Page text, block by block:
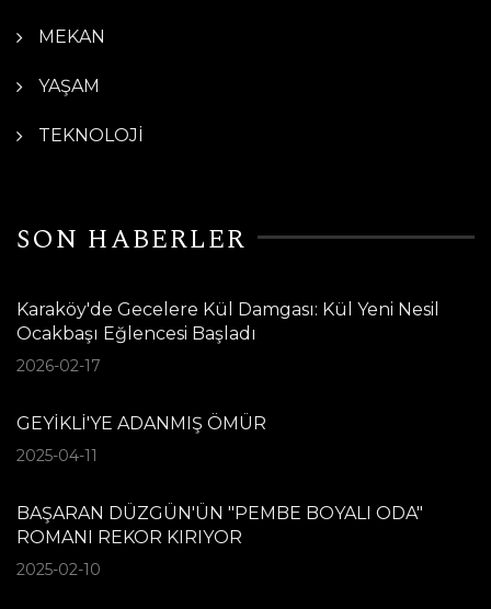
MEKAN
YAŞAM
TEKNOLOJİ
SON HABERLER
Karaköy'de Gecelere Kül Damgası: Kül Yeni Nesil
Ocakbaşı Eğlencesi Başladı
2026-02-17
GEYİKLİ'YE ADANMIŞ ÖMÜR
2025-04-11
BAŞARAN DÜZGÜN'ÜN "PEMBE BOYALI ODA"
ROMANI REKOR KIRIYOR
2025-02-10